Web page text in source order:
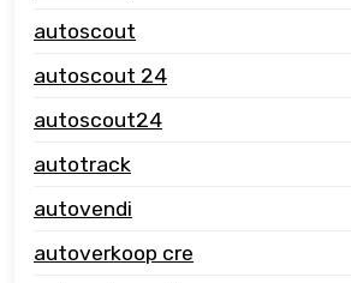
autoscout
autoscout 24
autoscout24
autotrack
autovendi
autoverkoop cre